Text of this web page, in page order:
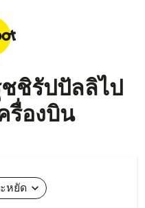
ชิรัปปัลลิไป
รื่องบิน
หยัด expand_more